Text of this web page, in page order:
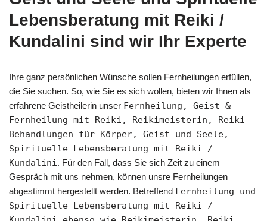
Lebensberatung mit Reiki /
Kundalini sind wir Ihr Experte
Ihre ganz persönlichen Wünsche sollen Fernheilungen erfüllen,
die Sie suchen. So, wie Sie es sich wollen, bieten wir Ihnen als
erfahrene Geistheilerin unser Fernheilung, Geist &
Fernheilung mit Reiki, Reikimeisterin, Reiki
Behandlungen für Körper, Geist und Seele,
Spirituelle Lebensberatung mit Reiki /
Kundalini. Für den Fall, dass Sie sich Zeit zu einem
Gespräch mit uns nehmen, können unsre Fernheilungen
abgestimmt hergestellt werden. Betreffend Fernheilung und
Spirituelle Lebensberatung mit Reiki /